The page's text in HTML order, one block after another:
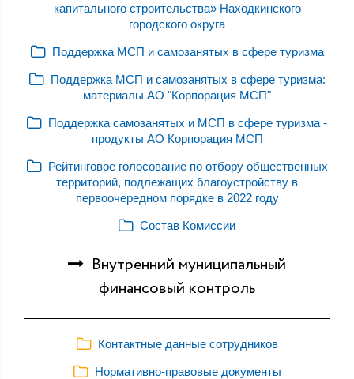
капитального строительства» Находкинского
городского округа
Поддержка МСП и самозанятых в сфере туризма
Поддержка МСП и самозанятых в сфере туризма:
материалы АО "Корпорация МСП"
Поддержка самозанятых и МСП в сфере туризма -
продукты АО Корпорация МСП
Рейтинговое голосование по отбору общественных
территорий, подлежащих благоустройству в
первоочередном порядке в 2022 году
Состав Комиссии
Внутренний муниципальный
финансовый контроль
Контактные данные сотрудников
Нормативно-правовые документы